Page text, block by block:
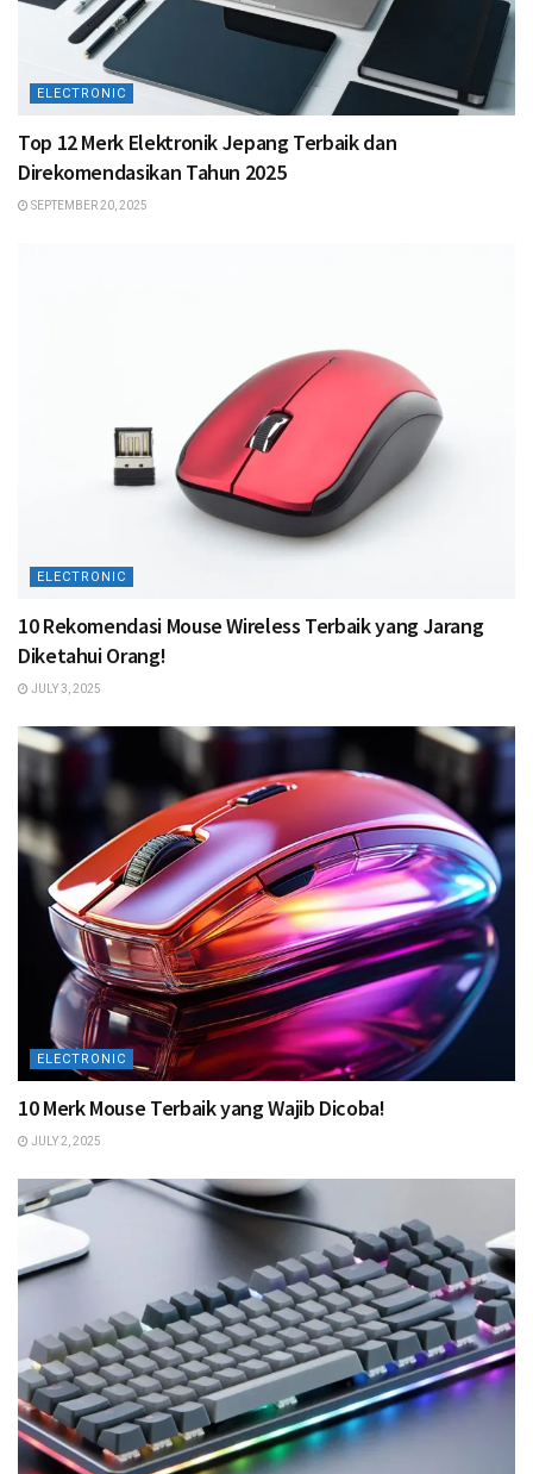
ELECTRONIC
Top 12 Merk Elektronik Jepang Terbaik dan
Direkomendasikan Tahun 2025
SEPTEMBER 20, 2025
ELECTRONIC
10 Rekomendasi Mouse Wireless Terbaik yang Jarang
Diketahui Orang!
JULY 3, 2025
ELECTRONIC
10 Merk Mouse Terbaik yang Wajib Dicoba!
JULY 2, 2025